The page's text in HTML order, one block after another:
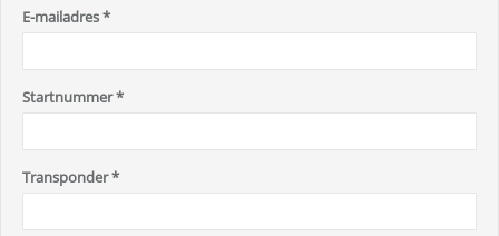
E-mailadres*
Startnummer*
Transponder*